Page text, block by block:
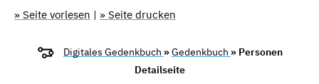
» Seite vorlesen | » Seite drucken
Digitales Gedenkbuch »Gedenkbuch » Personen
Detailseite